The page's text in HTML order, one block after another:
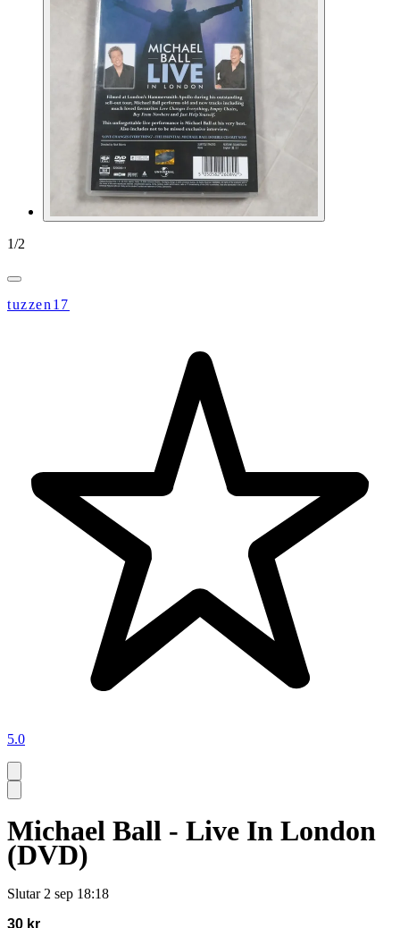
1/2
tuzzen17
5.0
Michael Ball - Live In London
(DVD)
Slutar 2 sep 18:18
30 kr